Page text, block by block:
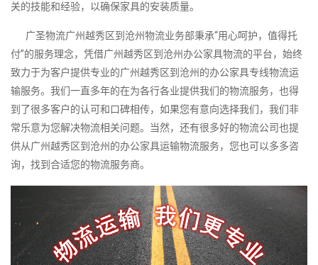
关的技能和经验，以确保家具的安装质量。
广圣物流广州越秀区到沧州物流业务部秉承“用心呵护，值得托
付”的服务理念，凭借广州越秀区到沧州办公家具物流的平台，始终
致力于为客户提供专业的广州越秀区到沧州的办公家具专线物流运
输服务。我们一直多年的在为各行各业提供我们的物流服务，也得
到了很多客户的认可和口碑相传，如果您有意向选择我们，我们非
常乐意为您解决物流相关问题。当然，还有很多好的物流公司也提
供从广州越秀区到沧州的办公家具运输物流服务，您也可以多多咨
询，找到合适您的物流服务商。